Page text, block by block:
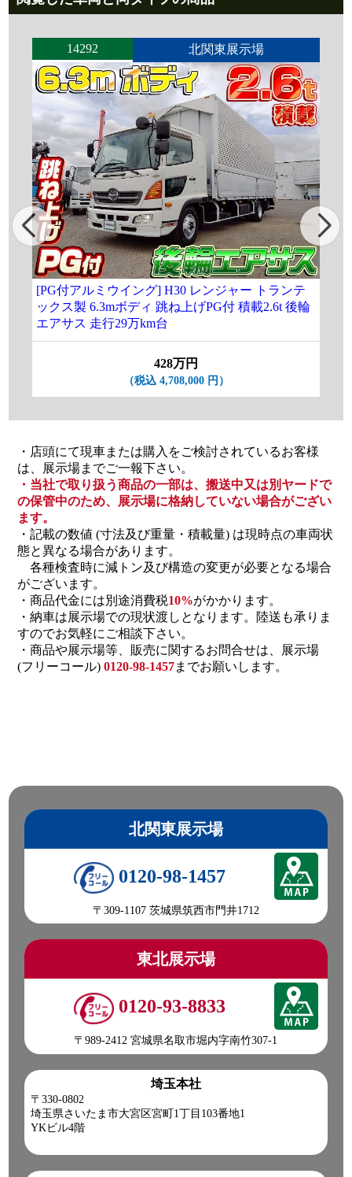
14292 北関東展示場
[PG付アルミウイング] H30 レンジャー トランテ
ックス製 6.3mボディ 跳ね上げPG付 積載2.6t 後輪
エアサス 走行29万km台
428万円
（税込 4,708,000 円）
・店頭にて現車または購入をご検討されているお客様
は、展示場までご一報下さい。
・当社で取り扱う商品の一部は、搬送中又は別ヤードで
の保管中のため、展示場に格納していない場合がござい
ます。
・記載の数値 (寸法及び重量・積載量) は現時点の車両状
態と異なる場合があります。
各種検査時に減トン及び構造の変更が必要となる場合
がございます。
・商品代金には別途消費税10%がかかります。
・納車は展示場での現状渡しとなります。陸送も承りま
すのでお気軽にご相談下さい。
・商品や展示場等、販売に関するお問合せは、展示場
(フリーコール) 0120-98-1457までお願いします。
北関東展示場
0120-98-1457
〒309-1107 茨城県筑西市門井1712
東北展示場
0120-93-8833
〒989-2412 宮城県名取市堀内字南竹307-1
埼玉本社
〒330-0802
埼玉県さいたま市大宮区宮町1丁目103番地1
YKビル4階